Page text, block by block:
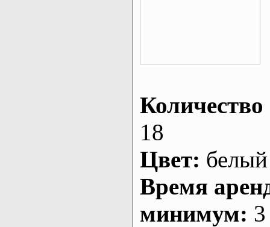
Количество
18
Цвет: белый
Время
минимум: